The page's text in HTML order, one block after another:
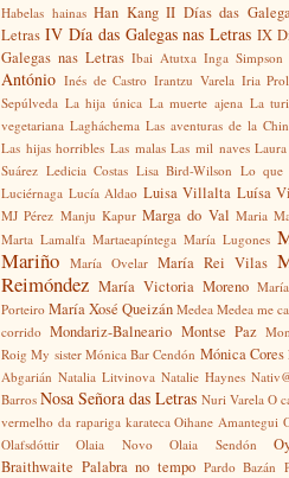
Habelas hainas Han Kang II Días das
Letras IV Día das Galegas nas Letras IX
Galegas nas Letras Ibai Atutxa Inga Simpson
António Inés de Castro Irantzu Varela Iria Prol
Sepúlveda La hija única La muerte ajena La
vegetariana Lagháchema Las aventuras de la
Las hijas horribles Las malas Las mil naves Laura
Suárez Ledicia Costas Lisa Bird-Wilson Lo que
Luciérnaga Lucía Aldao Luisa Villalta Luísa
MJ Pérez Manju Kapur Marga do Val Maria
Marta Lamalfa Martaeapíntega María Lugones
Mariño María Ovelar María Rei Vilas
Reimóndez María Victoria Moreno
Porteiro María Xosé Queizán Medea Medea me
corrido Mondariz-Balneario Montse Paz
Roig My sister Mónica Bar Cendón Mónica Cores
Abgarián Natalia Litvinova Natalie Haynes
Barros Nosa Señora das Letras Nuri Varela O
vermelho da rapariga karateca Oihane Amantegui
Olafsdóttir
Olaia Novo Olaia Sendón
Braithwaite Palabra no tempo Pardo Bazán